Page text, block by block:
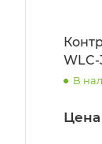
В
Цена